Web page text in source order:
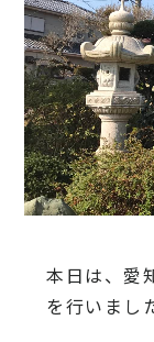
本日は、愛
を行いまし